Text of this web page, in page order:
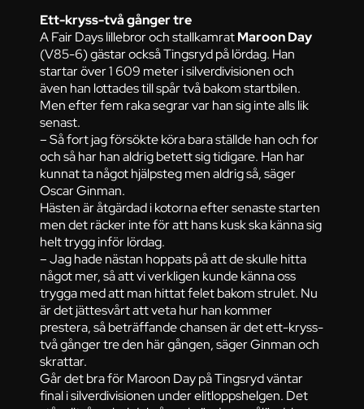
Ett-kryss-två gånger tre
A Fair Days lillebror och stallkamratMaroon Day
(V85-6) gästar också Tingsryd på lördag. Han
startar över 1 609 meter i silverdivisionen och
även han lottades till spår två bakom startbilen.
Men efter fem raka segrar var han sig inte alls lik
senast.
– Så fort jag försökte köra bara ställde han och for
och så har han aldrig betett sig tidigare. Han har
kunnat ta något hjälpsteg men aldrig så, säger
Oscar Ginman.
Hästen är åtgärdad i kotorna efter senaste starten
men det räcker inte för att hans kusk ska känna sig
helt trygg inför lördag.
– Jag hade nästan hoppats på att de skulle hitta
något mer, så att vi verkligen kunde känna oss
trygga med att man hittat felet bakom strulet. Nu
är det jättesvårt att veta hur han kommer
prestera, så beträffande chansen är det ett-kryss-
två gånger tre den här gången, säger Ginman och
skrattar.
Går det bra för Maroon Day på Tingsryd väntar
final i silverdivisionen under elitloppshelgen. Det